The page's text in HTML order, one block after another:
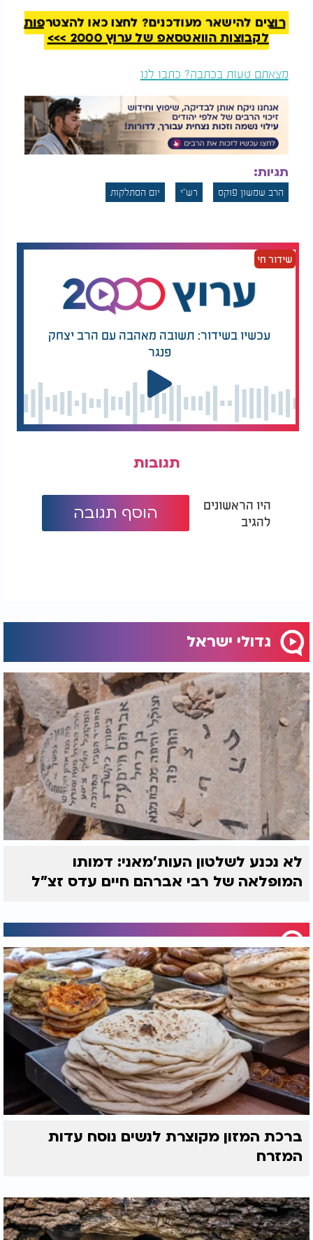
רוצים להישאר מעודכנים? לחצו כאן להצטרפות
לקבוצות הוואטסאפ של ערוץ 2000 >>>
מצאתם טעות בכתבה? כתבו לנו
תגיות:
הרב שמשון פוקס רש"י יום הסתלקות
שידור חי
עכשיו בשידור: תשובה מאהבה עם הרב יצחק
פנגר
תגובות
היו הראשונים
להגיב
הוסף תגובה
גדולי ישראל
לא נכנע לשלטון העות'מאני: דמותו
המופלאה של רבי אברהם חיים עדס זצ"ל
ברכת המזון מקוצרת לנשים נוסח עדות
המזרח